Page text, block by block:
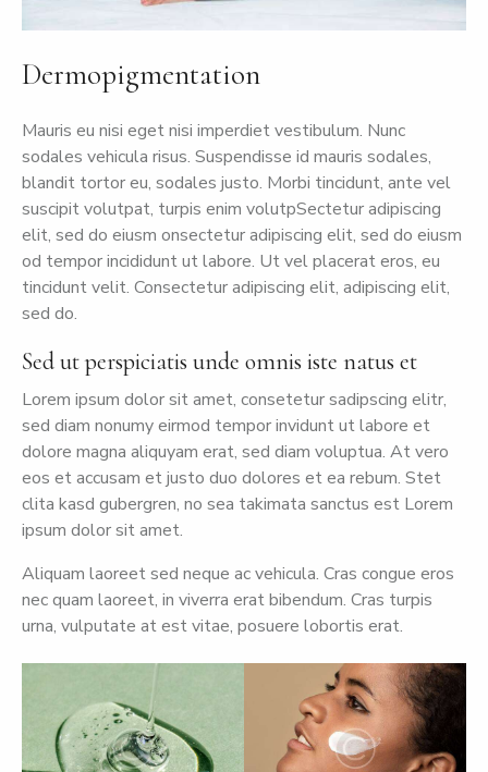
Dermopigmentation
Mauris eu nisi eget nisi imperdiet vestibulum. Nunc
sodales vehicula risus. Suspendisse id mauris sodales,
blandit tortor eu, sodales justo. Morbi tincidunt, ante vel
suscipit volutpat, turpis enim volutpSectetur adipiscing
elit, sed do eiusm onsectetur adipiscing elit, sed do eiusm
od tempor incididunt ut labore. Ut vel placerat eros, eu
tincidunt velit. Consectetur adipiscing elit, adipiscing elit,
sed do.
Sed ut perspiciatis unde omnis iste natus et
Lorem ipsum dolor sit amet, consetetur sadipscing elitr,
sed diam nonumy eirmod tempor invidunt ut labore et
dolore magna aliquyam erat, sed diam voluptua. At vero
eos et accusam et justo duo dolores et ea rebum. Stet
clita kasd gubergren, no sea takimata sanctus est Lorem
ipsum dolor sit amet.
Aliquam laoreet sed neque ac vehicula. Cras congue eros
nec quam laoreet, in viverra erat bibendum. Cras turpis
urna, vulputate at est vitae, posuere lobortis erat.